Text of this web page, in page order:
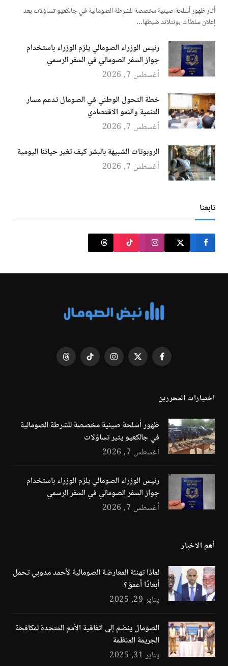
أثار ظهور أسلحة صينية مخصصة للشرطة الصومالية في جالكعيو تساؤلات بعد
إعلان سلطات بونتلاند ضبطها…
رئيس الوزراء الصومالي يلزم الوزراء باستخدام
جواز السفر الصومالي في السفر الرسمي
أغسطس 7, 2026
خطة التحول الوطني في الصومال تدعم مسار
التنمية والنمو الاقتصادي
أغسطس 7, 2026
الروبوتات الشبيهة بالبشر كيف تغير حياتنا اليومية
أغسطس 7, 2026
تابعنا
فيسبوك X
الانستغرامتيكتوك Threads
اختيارات المحررين
ظهور أسلحة صينية مخصصة للشرطة الصومالية
في جالكعيو يثير تساؤلات
أغسطس 7, 2026
رئيس الوزراء الصومالي يلزم الوزراء باستخدام
جواز السفر الصومالي في السفر الرسمي
أغسطس 7, 2026
أهم الاخبار
لماذا تهنئة المعارضة الصومالية لأحمد مدوبي تحمل
أبعادًا أعمق؟
يناير 29, 2025
الصومال ينضم إلى اتفاقية الأمم المتحدة لمكافحة
الجريمة المنظمة
يناير 31, 2025